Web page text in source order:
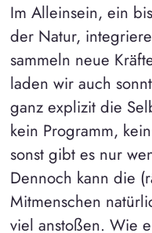
Im Alleinsein, ein
der Natur,
sammeln neue
laden wir auch
ganz explizit die
kein Programm,
sonst gibt es nur
Dennoch kann die
Mitmenschen
viel anstoßen. Wie